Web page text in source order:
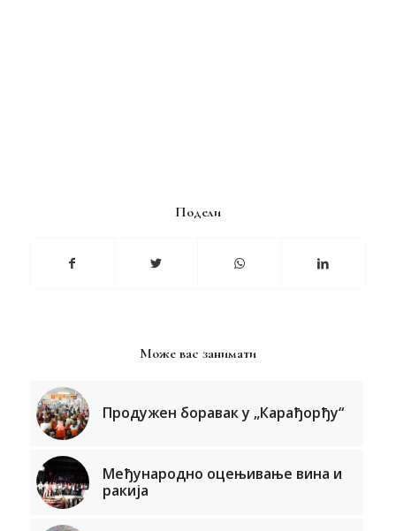
Подели
Може вас занимати
Продужен боравак у „Карађорђу“
Међународно оцењивање вина и
ракија